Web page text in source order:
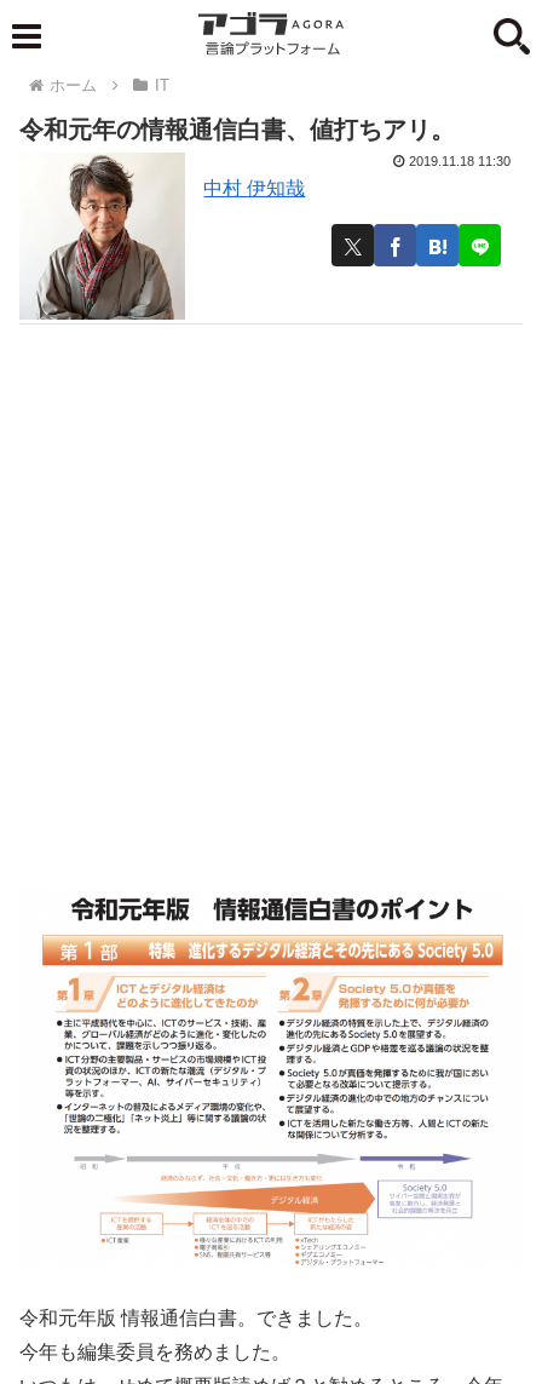
ホーム IT
令和元年の情報通信白書、値打ちアリ。
中村 伊知哉
2019.11.18 11:30
令和元年版 情報通信白書。できました。
今年も編集委員を務めました。